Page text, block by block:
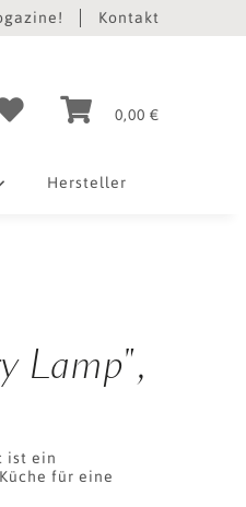
Kontakt
0,00 €
Hersteller
Lamp",
ist ein
für eine